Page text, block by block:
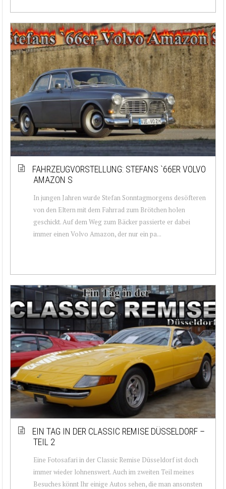
FAHRZEUGVORSTELLUNG: STEFANS `66ER VOLVO
AMAZON S
In jungen Jahren wurde Stefan Sonntagmorgens desöfteren
von den Eltern mit dem Fahrrad zum Brötchen holen
geschickt. Auf dem Weg zum Bäcker passierte er dabei
immer einen Volvo Amazon, der nur ein pa...
EIN TAG IN DER CLASSIC REMISE DÜSSELDORF –
TEIL 2
Eine Fotosafari in der Classic Remise Düsseldorf ist doch
immer wieder lohnenswert. Auch im zweiten Teil meines
Besuches könnt Ihr einige Autos sehen, die man ansonsten